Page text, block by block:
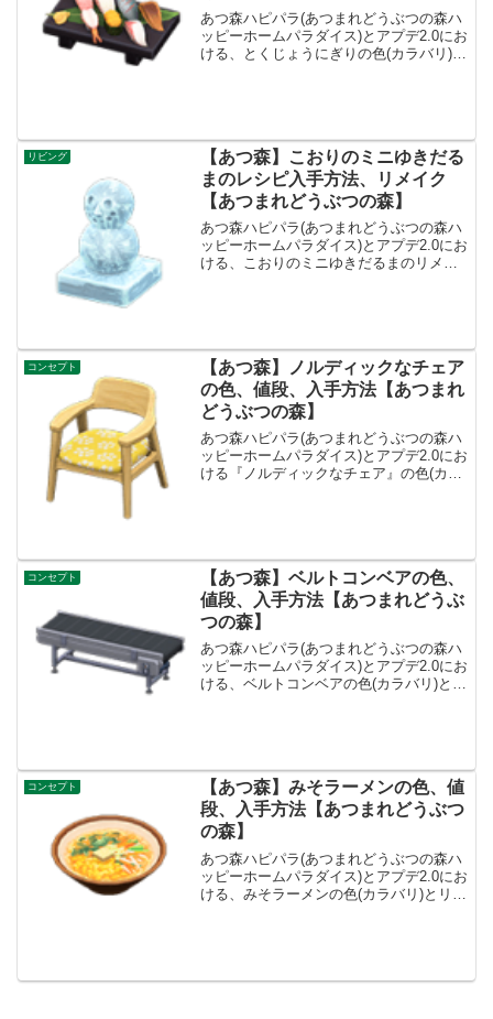
あつ森ハピパラ(あつまれどうぶつの森ハ
ッピーホームパラダイス)とアプデ2.0にお
ける、とくじょうにぎりの色(カラバリ)と
リビング
【あつ森】こおりのミニゆきだる
まのレシピ入手方法、リメイク
【あつまれどうぶつの森】
あつ森ハピパラ(あつまれどうぶつの森ハ
ッピーホームパラダイス)とアプデ2.0にお
ける、こおりのミニゆきだるまのリメイ
コンセプト
【あつ森】ノルディックなチェア
の色、値段、入手方法【あつまれ
どうぶつの森】
あつ森ハピパラ(あつまれどうぶつの森ハ
ッピーホームパラダイス)とアプデ2.0にお
ける『ノルディックなチェア』の色(カラ
コンセプト
【あつ森】ベルトコンベアの色、
値段、入手方法【あつまれどうぶ
つの森】
あつ森ハピパラ(あつまれどうぶつの森ハ
ッピーホームパラダイス)とアプデ2.0にお
ける、ベルトコンベアの色(カラバリ)とリ
コンセプト
【あつ森】みそラーメンの色、値
段、入手方法【あつまれどうぶつ
の森】
あつ森ハピパラ(あつまれどうぶつの森ハ
ッピーホームパラダイス)とアプデ2.0にお
ける、みそラーメンの色(カラバリ)とリメ